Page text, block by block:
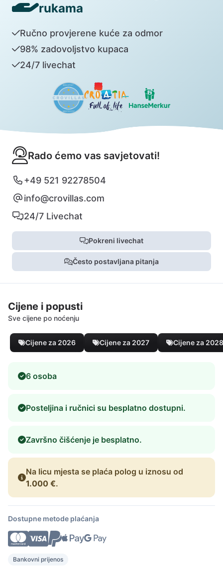
rukama
Ručno provjerene kuće za odmor
98% zadovoljstvo kupaca
24/7 livechat
Rado ćemo vas savjetovati!
+49 521 92278504
info@crovillas.com
24/7 Livechat
Pokreni livechat
Često postavljana pitanja
Cijene i popusti
Sve cijene po noćenju
Cijene za 2026 Cijene za 2027 Cijene za 2028
6 osoba
Posteljina i ručnici su besplatno dostupni.
Završno čišćenje je besplatno.
Na licu mjesta se plaća polog u iznosu od
1.000 €.
Dostupne metode plaćanja
Bankovni prijenos